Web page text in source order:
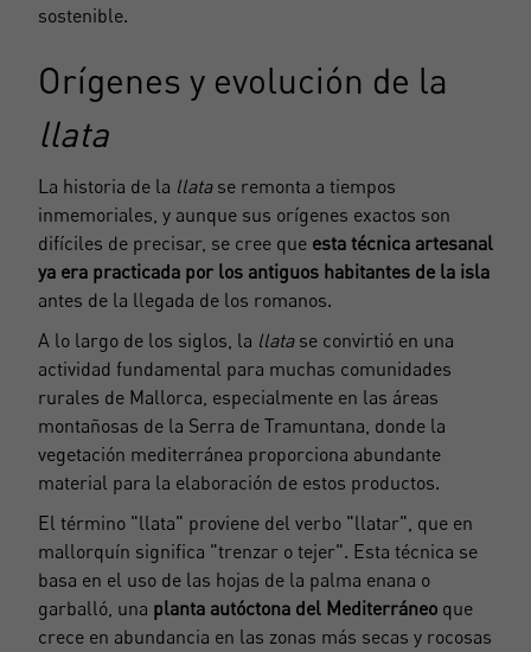
sostenible.
Orígenes y evolución de la
llata
La historia de la llatase remonta a tiempos
inmemoriales, y aunque sus orígenes exactos son
difíciles de precisar, se cree que esta técnica artesanal
ya era practicada por los antiguos habitantes de la isla
antes de la llegada de los romanos.
A lo largo de los siglos, la llatase convirtió en una
actividad fundamental para muchas comunidades
rurales de Mallorca, especialmente en las áreas
montañosas de la Serra de Tramuntana, donde la
vegetación mediterránea proporciona abundante
material para la elaboración de estos productos.
El término "llata" proviene del verbo "llatar", que en
mallorquín significa "trenzar o tejer". Esta técnica se
basa en el uso de las hojas de la palma enana o
garballó, una planta autóctona del Mediterráneo que
crece en abundancia en las zonas más secas y rocosas